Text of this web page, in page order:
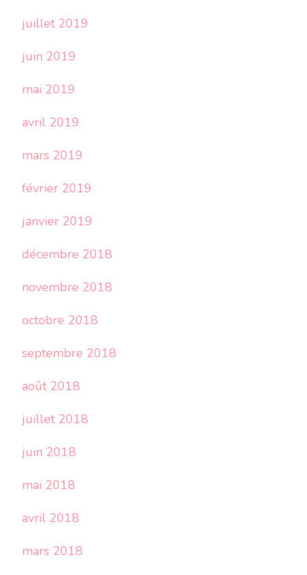
juillet 2019
juin 2019
mai 2019
avril 2019
mars 2019
février 2019
janvier 2019
décembre 2018
novembre 2018
octobre 2018
septembre 2018
août 2018
juillet 2018
juin 2018
mai 2018
avril 2018
mars 2018